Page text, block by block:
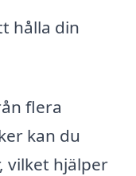
hålla din
flera
kan du
vilket hjälper